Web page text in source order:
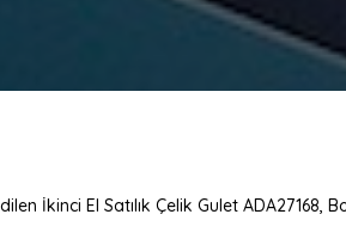
İkinci El Satılık Çelik Gulet ADA27168,